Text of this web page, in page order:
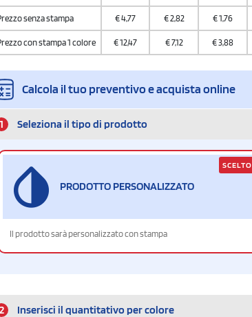
senza stampa €4,77 €2,82 €1,76
con stampa 1 colore €12,47 €7,12 €3,88
Calcola il tuo preventivo e acquista online
1 Seleziona il tipo di prodotto
PRODOTTO PERSONALIZZATO
Il prodotto sarà personalizzato con stampa
SCELTO
2 Inserisci il quantitativo per colore